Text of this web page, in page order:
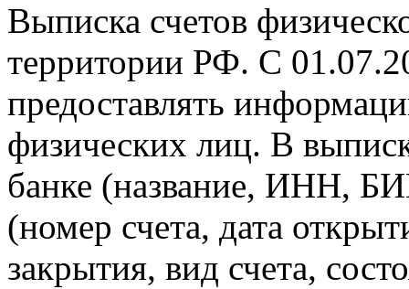
Выписка счетов
территории РФ. С
предоставлять
физических лиц. В
банке (название, ИНН,
(номер счета, дата
закрытия, вид счета,